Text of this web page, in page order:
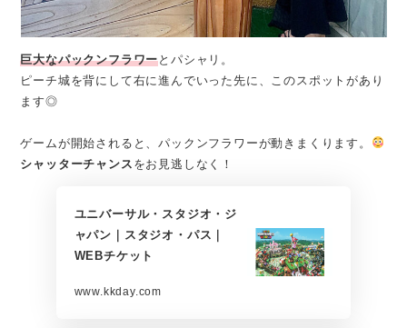
巨大なパックンフラワーとパシャリ。
ピーチ城を背にして右に進んでいった先に、このスポットがあり
ます◎
ゲームが開始されると、パックンフラワーが動きまくります。
シャッターチャンス をお見逃しなく！
ユニバーサル・スタジオ・ジ
ャパン｜スタジオ・パス｜
WEBチケット
www.kkday.com